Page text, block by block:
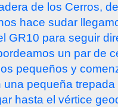
de los Cerros,
hace sudar
GR10 para seguir
un par de
pequeños y
una pequeña
hasta el vértice